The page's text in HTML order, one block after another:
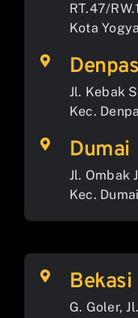
RT.47/
Kota
Jl. Kebak
Kec.
Dumai
Jl. Ombak
Kec.
Bekasi
G. Goler,